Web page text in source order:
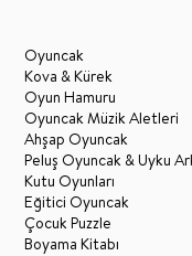
Oyuncak
Kova & Kürek
Oyun Hamuru
Oyuncak Müzik Aletleri
Ahşap Oyuncak
Peluş Oyuncak & Uyku
Kutu Oyunları
Eğitici Oyuncak
Çocuk Puzzle
Boyama Kitabı